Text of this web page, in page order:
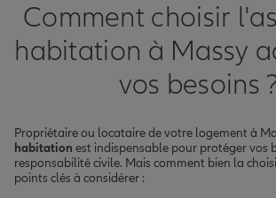
Comment choisir
habitation à Massy
vos besoins
Propriétaire ou locataire de votre logement à
habitation est indispensable pour protéger vos
responsabilité civile. Mais comment bien la
points clés à considérer :